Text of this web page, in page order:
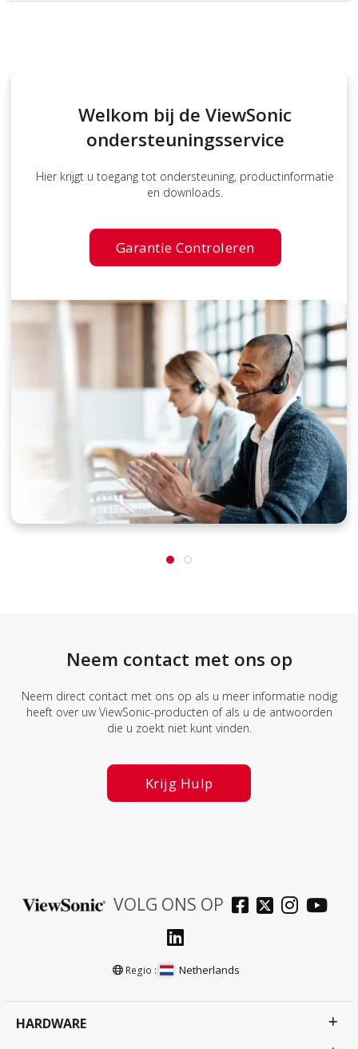
Welkom bij de ViewSonic
ondersteuningsservice
Hier krijgt u toegang tot ondersteuning, productinformatie
en downloads.
Garantie Controleren
Neem contact met ons op
Neem direct contact met ons op als u meer informatie nodig
heeft over uw ViewSonic-producten of als u de antwoorden
die u zoekt niet kunt vinden.
Krijg Hulp
VOLG ONS OP
Regio : Netherlands
HARDWARE